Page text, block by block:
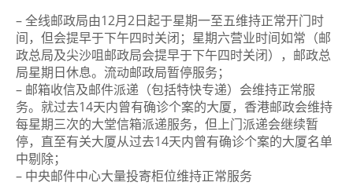
– 全线邮政局由12月2日起于星期一至五维持正常开门时
间，但会提早于下午四时关闭；星期六营业时间如常（邮
政总局及尖沙咀邮政局会提早于下午四时关闭），邮政总
局星期日休息。流动邮政局暂停服务；
– 邮箱收信及邮件派递（包括特快专递）会维持正常服
务。就过去14天内曾有确诊个案的大厦，香港邮政会维持
每星期三次的大堂信箱派递服务，但上门派递会继续暂
停，直至有关大厦从过去14天内曾有确诊个案的大厦名单
中剔除；
– 中央邮件中心大量投寄柜位维持正常服务